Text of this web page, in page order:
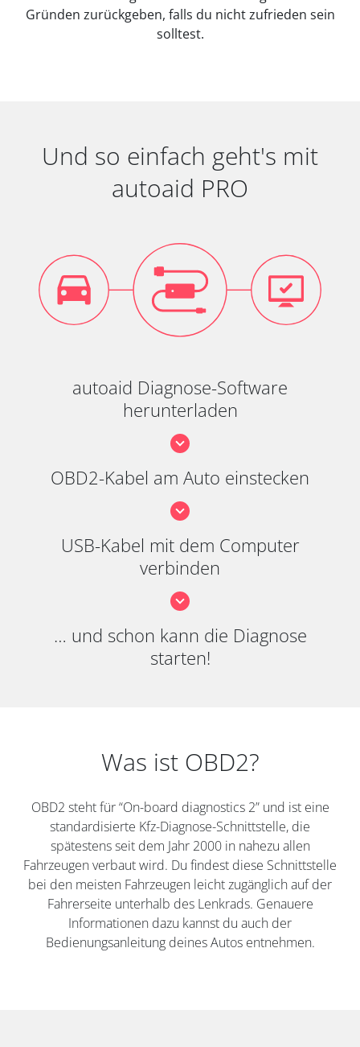
Gründen zurückgeben, falls du nicht zufrieden sein
solltest.
Und so einfach geht's mit
autoaid PRO
autoaid Diagnose-Software
herunterladen
OBD2-Kabel am Auto einstecken
USB-Kabel mit dem Computer
verbinden
… und schon kann die Diagnose
starten!
Was ist OBD2?
OBD2 steht für “On-board diagnostics 2” und ist eine
standardisierte Kfz-Diagnose-Schnittstelle, die
spätestens seit dem Jahr 2000 in nahezu allen
Fahrzeugen verbaut wird. Du findest diese Schnittstelle
bei den meisten Fahrzeugen leicht zugänglich auf der
Fahrerseite unterhalb des Lenkrads. Genauere
Informationen dazu kannst du auch der
Bedienungsanleitung deines Autos entnehmen.